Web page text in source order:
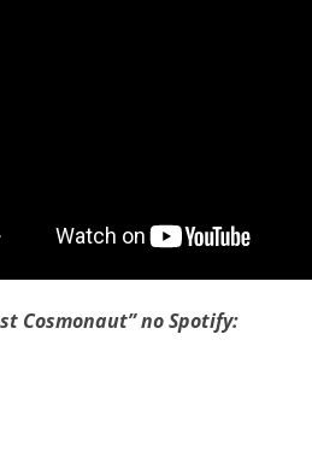
Cosmonaut” no Spotify: